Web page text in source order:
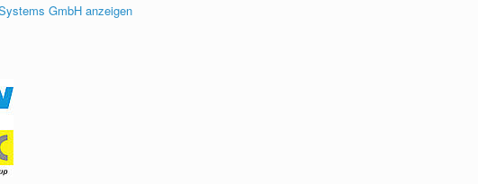
GmbH anzeigen